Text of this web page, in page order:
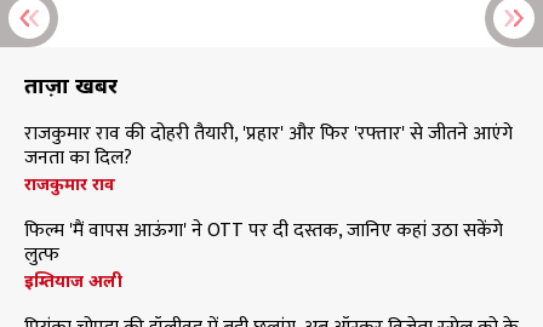
ताज़ा खबरें
राजकुमार राव की दोहरी तैयारी, 'प्रहार' और फिर 'रफ्तार' से जीतने आएंगे
जनता का दिल?
राजकुमार राव
फिल्म 'मैं वापस आऊंगा' ने OTT पर दी दस्तक, जानिए कहां उठा सकेंगे
लुत्फ
इम्तियाज अली